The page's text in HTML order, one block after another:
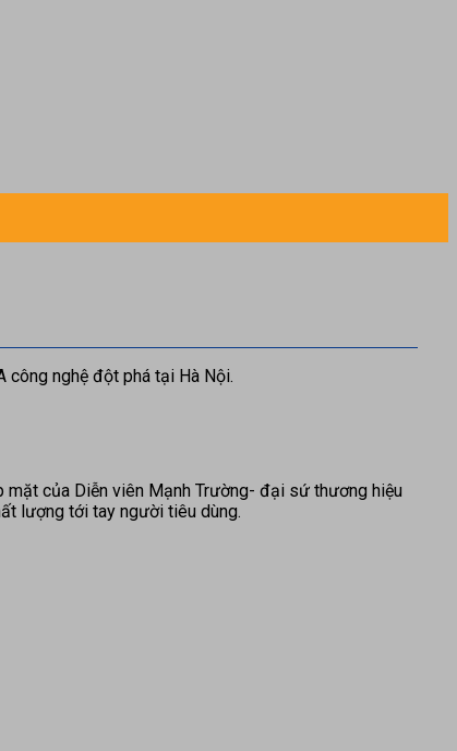
công nghệ đột phá tại Hà Nội.
của Diễn viên Mạnh Trường- đại sứ thương hiệu
lượng tới tay người tiêu dùng.